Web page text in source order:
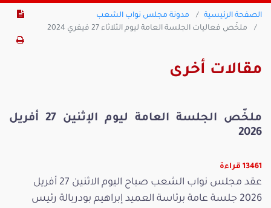
الصفحة الرئيسية
مدونة مجلس نواب الشعب
ملخّص فعاليات الجلسة العامة ليوم الثلاثاء 27 فيفري 2024
مقالات أخرى
ملخّص الجلسة العامة ليوم الإثنين 27 أفريل
2026
13461 قراءة
عقد مجلس نواب الشعب صباح اليوم الاثنين 27 أفريل
2026 جلسة عامة برئاسة العميد إبراهيم بودربالة رئيس